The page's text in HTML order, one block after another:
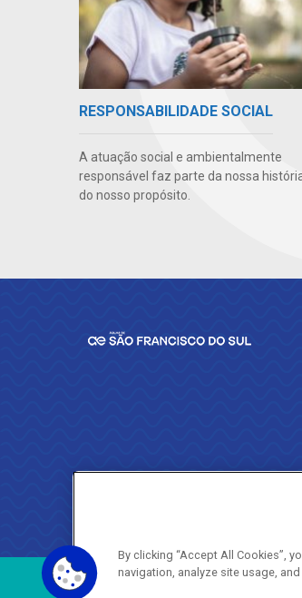
RESPONSABILIDADE SOCIAL
A atuação social e ambientalmente
responsável faz parte da nossa
do nosso propósito.
By clicking “Accept All Cookies”,
navigation, analyze site usage,